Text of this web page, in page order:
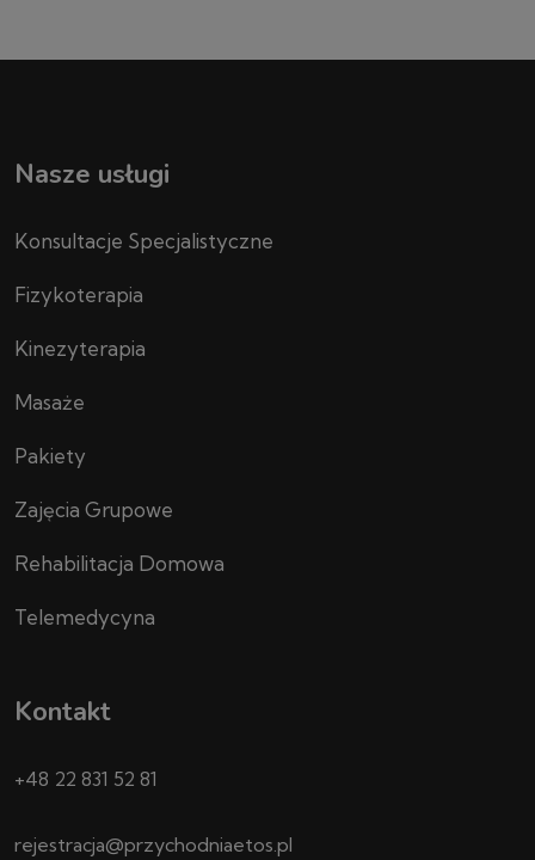
Nasze usługi
Konsultacje Specjalistyczne
Fizykoterapia
Kinezyterapia
Masaże
Pakiety
Zajęcia Grupowe
Rehabilitacja Domowa
Telemedycyna
Kontakt
+48 22 831 52 81
rejestracja@przychodniaetos.pl